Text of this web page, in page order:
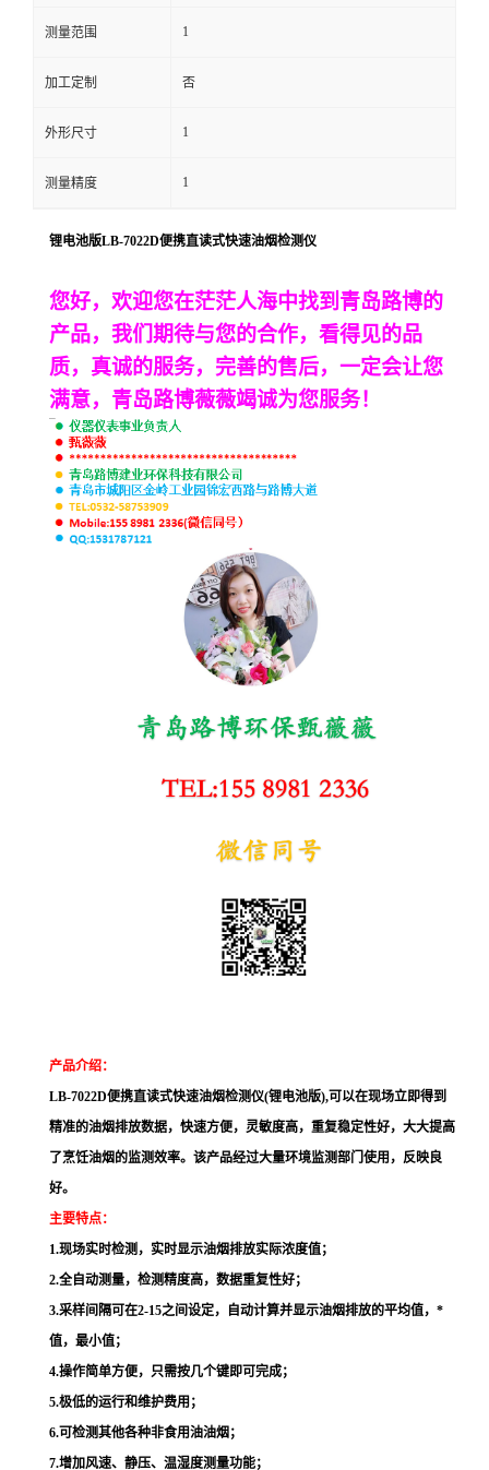
测量范围 1
加工定制 否
外形尺寸 1
测量精度 1
锂电池版LB-7022D便携直读式快速油烟检测仪
您好，欢迎您在茫茫人海中找到青岛路博的
产品，我们期待与您的合作，看得见的品
质，真诚的服务，完善的售后，一定会让您
满意，青岛路博薇薇竭诚为您服务！
产品介绍：
LB-7022D便携直读式快速油烟检测仪(锂电池版),可以在现场立即得到
精准的油烟排放数据，快速方便，灵敏度高，重复稳定性好，大大提高
了烹饪油烟的监测效率。该产品经过大量环境监测部门使用，反映良
好。
主要特点：
1.现场实时检测，实时显示油烟排放实际浓度值；
2.全自动测量，检测精度高，数据重复性好；
3.采样间隔可在2-15之间设定，自动计算并显示油烟排放的平均值，*
值，最小值；
4.操作简单方便，只需按几个键即可完成；
5.极低的运行和维护费用；
6.可检测其他各种非食用油油烟；
7.增加风速、静压、温湿度测量功能；